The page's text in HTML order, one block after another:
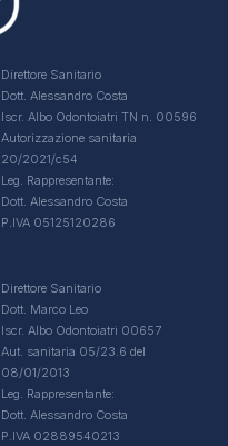
Direttore Sanitario
Dott. Alessandro Costa
Iscr. Albo Odontoiatri TN n. 00596
Autorizzazione sanitaria
20/2021/c54
Leg. Rappresentante:
Dott. Alessandro Costa
P.IVA 05125120286
Direttore Sanitario
Dott. Marco Leo
Iscr. Albo Odontoiatri 00657
Aut. sanitaria 05/23.6 del
08/01/2013
Leg. Rappresentante:
Dott. Alessandro Costa
P.IVA 02889540213